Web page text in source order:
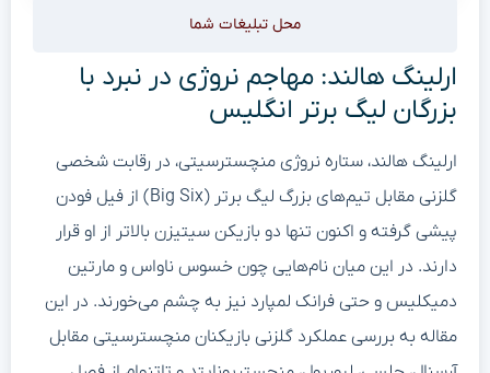
محل تبلیغات شما
ارلینگ هالند: مهاجم نروژی در نبرد با
بزرگان لیگ برتر انگلیس
ارلینگ هالند، ستاره نروژی منچسترسیتی، در رقابت شخصی
گلزنی مقابل تیم‌های بزرگ لیگ برتر (Big Six) از فیل فودن
پیشی گرفته و اکنون تنها دو بازیکن سیتیزن بالاتر از او قرار
دارند. در این میان نام‌هایی چون خسوس ناواس و مارتین
دمیکلیس و حتی فرانک لمپارد نیز به چشم می‌خورند. در این
مقاله به بررسی عملکرد گلزنی بازیکنان منچسترسیتی مقابل